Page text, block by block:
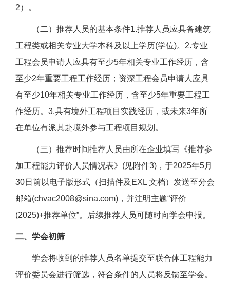
2）。
（二）推荐人员的基本条件1.推荐人员应具备建筑
工程类或相关专业大学本科及以上学历(学位)。2.专业
工程会员申请人应具有至少5年相关专业工作经历，含
至少2年重要工程工作经历；资深工程会员申请人应具
有至少10年相关专业工作经历，含至少5年重要工程工
作经历。3.具有境外工程项目实践经历，或未来3年所
在单位有派其赴境外参与工程项目规划。
（三）推荐时间推荐人员由所在企业填写《推荐参
加工程能力评价人员情况表》(见附件3)，于2025年5月
30日前以电子版形式（扫描件及EXL 文档）发送至分会
邮箱(chvac2008@sina.com)，并注明主题“评价
(2025)+推荐单位”。后续推荐人员可随时向学会申报。
二、学会初筛
学会将收到的推荐人员名单提交至联合体工程能力
评价委员会进行筛选，符合条件的人员将反馈至学会。